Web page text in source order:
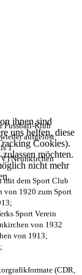
ihnen sind
uns helfen, diese
Cookies).
möchten.
nicht mehr
Fussball-Klub
aufgelöst;
1.
Neunkirchen
mit dem Sport Club
von 1920 zum Sport
Sport Verein
von 1932
von 1913;
(CDR,